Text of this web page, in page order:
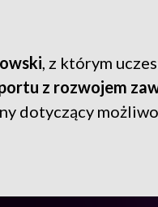
, z którym
z rozwojem
dotyczący